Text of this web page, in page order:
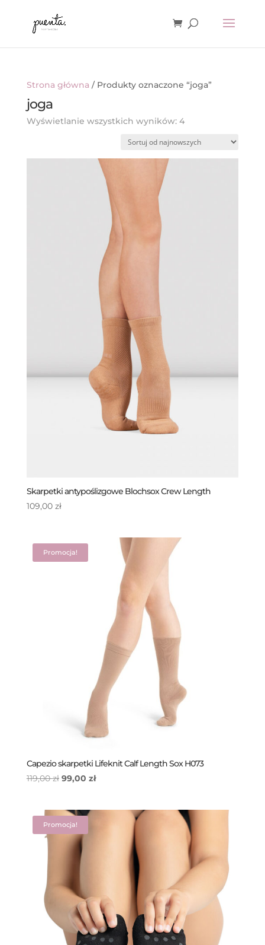
Strona główna / Produkty oznaczone “joga”
joga
Wyświetlanie wszystkich wyników: 4Posortowane
najnowszych
Skarpetki antypoślizgowe Blochsox Crew Length
109,00 zł
Promocja!
Capezio skarpetki Lifeknit Calf Length Sox H073
119,00zł Pierwotna
119,00 zł.
99,00 złAktualna
Promocja!